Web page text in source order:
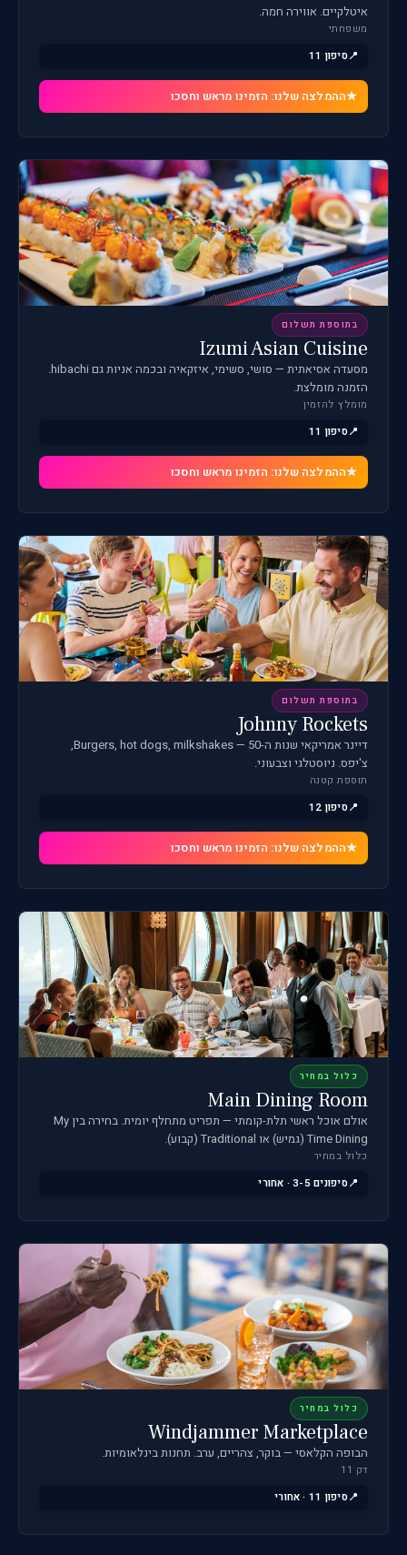
איטלקיים. אווירה חמה.
משפחתי
סיפון 11
ההמלצה שלנו: הזמינו מראש וחסכו
בתוספת תשלום
Izumi Asian Cuisine
מסעדה אסיאתית — סושי, סשימי, איזקאיה ובכמה אניות גם hibachi.
הזמנה מומלצת.
מומלץ להזמין
סיפון 11
ההמלצה שלנו: הזמינו מראש וחסכו
בתוספת תשלום
Johnny Rockets
דיינר אמריקאי שנות ה-50 — Burgers, hot dogs, milkshakes,
צ'יפס. ניוסטלגי וצבעוני.
תוספת קטנה
סיפון 12
ההמלצה שלנו: הזמינו מראש וחסכו
כלול במחיר
Main Dining Room
אולם אוכל ראשי תלת-קומתי — תפריט מתחלף יומית. בחירה בין My
Time Dining (גמיש) או Traditional (קבוע).
כלול במחיר
סיפונים 3-5 · אחורי
כלול במחיר
Windjammer Marketplace
הבופה הקלאסי — בוקר, צהריים, ערב. תחנות בינלאומיות.
דק 11
סיפון 11 · אחורי